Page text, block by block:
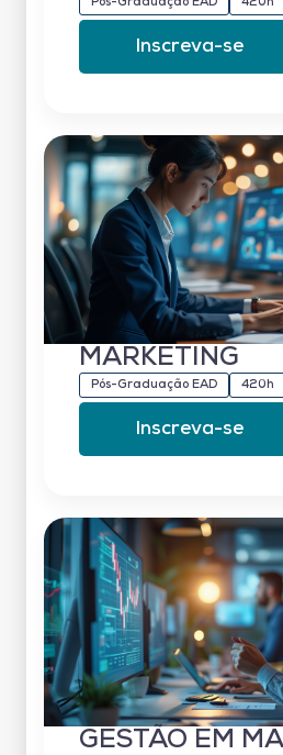
Pós-Graduação EAD 420h
Inscreva-se
MARKETING
Pós-Graduação EAD 420h
Inscreva-se
GESTÃO EM